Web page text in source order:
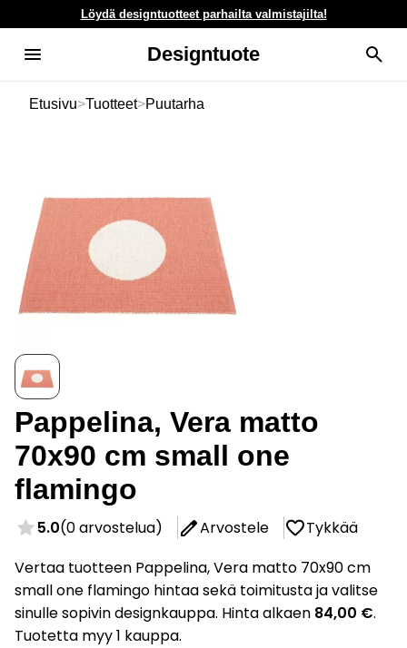
Löydä designtuotteet parhailta valmistajilta!
Designtuote
Etusivu>Tuotteet>Puutarha
Pappelina, Vera matto
70x90 cm small one
flamingo
5.0(0 arvostelua) Arvostele
Tykkää
Vertaa tuotteen Pappelina, Vera matto 70x90 cm
small one flamingo hintaa sekä toimitusta ja valitse
sinulle sopivin designkauppa. Hinta alkaen 84,00 €.
Tuotetta myy 1 kauppa.